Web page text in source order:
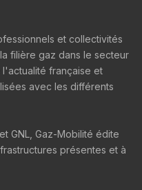
et collectivités
filière gaz dans le secteur
française et
avec les différents
GNL, Gaz-Mobilité édite
présentes et à